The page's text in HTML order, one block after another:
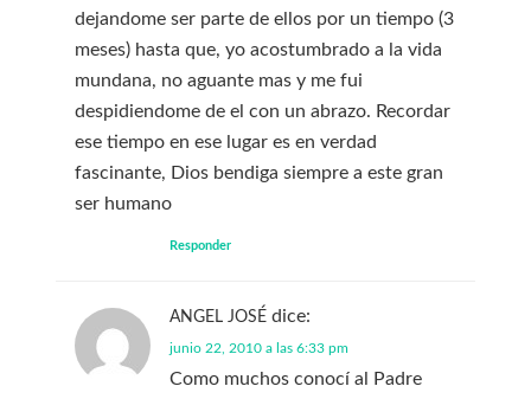
dejandome ser parte de ellos por un tiempo (3
meses) hasta que, yo acostumbrado a la vida
mundana, no aguante mas y me fui
despidiendome de el con un abrazo. Recordar
ese tiempo en ese lugar es en verdad
fascinante, Dios bendiga siempre a este gran
ser humano
Responder
ANGEL JOSÉ dice:
junio 22, 2010 a las 6:33 pm
Como muchos conocí al Padre